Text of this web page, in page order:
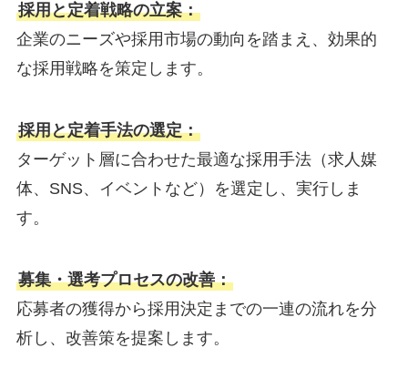
採用と定着戦略の立案：
企業のニーズや採用市場の動向を踏まえ、効果的
な採用戦略を策定します。
採用と定着手法の選定：
ターゲット層に合わせた最適な採用手法（求人媒
体、SNS、イベントなど）を選定し、実行しま
す。
募集・選考プロセスの改善：
応募者の獲得から採用決定までの一連の流れを分
析し、改善策を提案します。